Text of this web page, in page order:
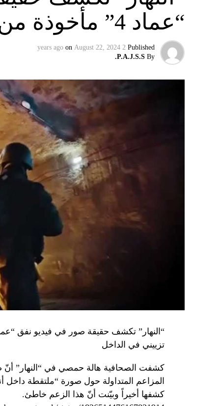
“عماد 4” مأخوذة من أوكرانيا….
Published
2 years ago
on August 22, 2024
By
P.A.J.S.S.
تزييني في الداخل
كشفت الصحافية هالة حمصي في “النهار”
كشفها أخيراً وبيّنت أنّ هذا الزعم خاطئ.